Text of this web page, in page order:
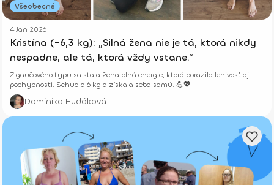
Všeobecné
4 Jan 2026
Kristína (-6,3 kg): „Silná žena nie je tá, ktorá nikdy
nespadne, ale tá, ktorá vždy vstane.“
Z gaučového typu sa stala žena plná energie, ktorá porazila lenivosť aj
pochybnosti. Schudla 6 kg a získala seba samú. 💪💖
Dominika Hudáková